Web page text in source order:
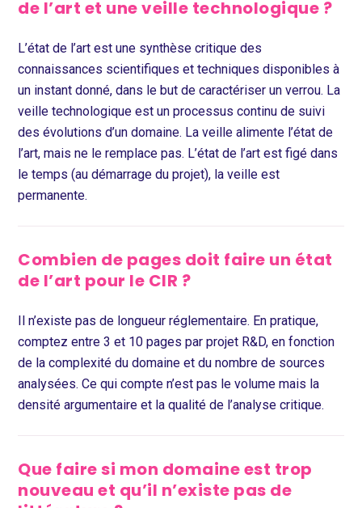
de l’art et une veille technologique ?
L’état de l’art est une synthèse critique des
connaissances scientifiques et techniques disponibles à
un instant donné, dans le but de caractériser un verrou. La
veille technologique est un processus continu de suivi
des évolutions d’un domaine. La veille alimente l’état de
l’art, mais ne le remplace pas. L’état de l’art est figé dans
le temps (au démarrage du projet), la veille est
permanente.
Combien de pages doit faire un état
de l’art pour le CIR ?
Il n’existe pas de longueur réglementaire. En pratique,
comptez entre 3 et 10 pages par projet R&D, en fonction
de la complexité du domaine et du nombre de sources
analysées. Ce qui compte n’est pas le volume mais la
densité argumentaire et la qualité de l’analyse critique.
Que faire si mon domaine est trop
nouveau et qu’il n’existe pas de